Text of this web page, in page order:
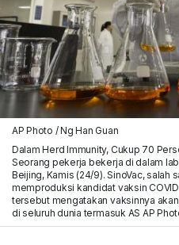
AP Photo / Ng Han Guan
Dalam Herd Immunity, Cukup 70
Seorang pekerja bekerja di dalam
Beijing, Kamis (24/9). SinoVac, salah
memproduksi kandidat vaksin
tersebut mengatakan vaksinnya
di seluruh dunia termasuk AS AP